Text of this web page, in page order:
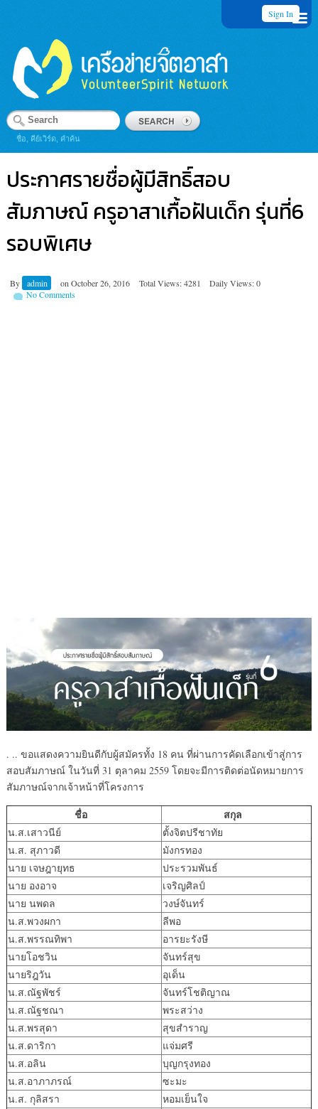
Sign In
ชื่อ, คีย์เวิร์ด, คำค้น
ประกาศรายชื่อผู้มีสิทธิ์สอบ
สัมภาษณ์ ครูอาสาเกื้อฝันเด็ก รุ่นที่6
รอบพิเศษ
By admin on October 26, 2016 Total Views: 4281
Daily Views: 0
No Comments
. .. ขอแสดงความยินดีกับผู้สมัครทั้ง 18 คน ที่ผ่านการคัดเลือกเข้าสู่การ
สอบสัมภาษณ์ ในวันที่ 31 ตุลาคม 2559 โดยจะมีการติดต่อนัดหมายการ
สัมภาษณ์จากเจ้าหน้าที่โครงการ
ชื่อ สกุล
น.ส.เสาวนีย์
ตั้งจิตปรีชาทัย
น.ส. สุภาวดี
มังกรทอง
นาย เจษฎายุทธ
ประรวมพันธ์
นาย องอาจ
เจริญศิลป์
นาย นพดล
วงษ์จันทร์
น.ส.พวงผกา
ลีพอ
น.ส.พรรณทิพา
อารยะรังษี
นายโอชวิน
จันทร์สุข
นายริฎวัน
อุเด็น
น.ส.ณัฐพัชร์
จันทร์โชติญาณ
น.ส.ณัฐชณา
พระสว่าง
น.ส.พรสุดา
สุขสำราญ
น.ส.ดาริกา
แจ่มศรี
น.ส.อลิน
บุญกรุงทอง
น.ส.อาภาภรณ์
ซะมะ
น.ส. กุลิสรา
หอมเย็นใจ